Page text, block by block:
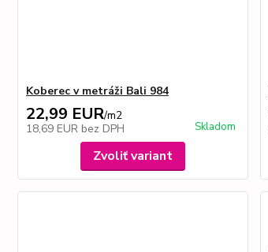
Koberec v metráži Bali 984
22,99 EUR/m2
18,69 EUR bez DPH Skladom
Zvoliť variant